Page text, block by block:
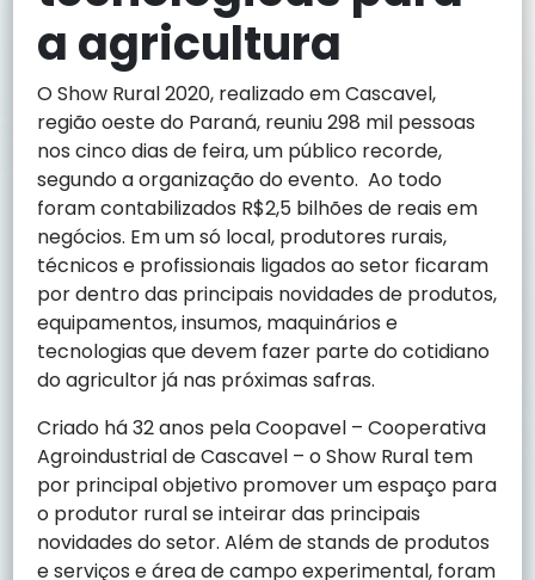
a agricultura
O Show Rural 2020, realizado em Cascavel,
região oeste do Paraná, reuniu 298 mil pessoas
nos cinco dias de feira, um público recorde,
segundo a organização do evento. Ao todo
foram contabilizados R$2,5 bilhões de reais em
negócios. Em um só local, produtores rurais,
técnicos e profissionais ligados ao setor ficaram
por dentro das principais novidades de produtos,
equipamentos, insumos, maquinários e
tecnologias que devem fazer parte do cotidiano
do agricultor já nas próximas safras.
Criado há 32 anos pela Coopavel – Cooperativa
Agroindustrial de Cascavel – o Show Rural tem
por principal objetivo promover um espaço para
o produtor rural se inteirar das principais
novidades do setor. Além de stands de produtos
e serviços e área de campo experimental, foram